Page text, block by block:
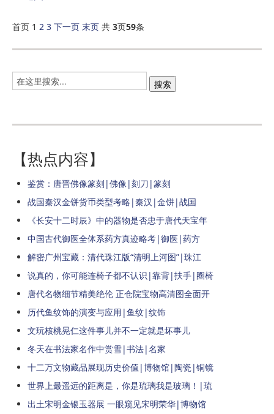
首页 1 2 3 下一页 末页 共 3页59条
【热点内容】
鉴赏：唐晋佛像篆刻|佛像|刻刀|篆刻
战国秦汉金饼货币类型考略|秦汉|金饼|战国
《长安十二时辰》中的器物是否忠于唐代天宝年
中国古代御医全体系药方真迹略考|御医|药方
解密广州宝藏：清代珠江版“清明上河图”|珠江
说真的，你可能连椅子都不认识|靠背|扶手|圈椅
唐代名物细节精美绝伦 正仓院宝物高清图全面开
历代鱼纹饰的演变与应用|鱼纹|纹饰
文玩核桃晃仁这件事儿并不一定就是坏事儿
冬天在书法家名作中赏雪|书法|名家
十二万文物藏品展现历史价值|博物馆|陶瓷|铜镜
世界上最遥远的距离是，你是琉璃我是玻璃！|琉
出土宋明金银玉器展 一眼窥见宋明荣华|博物馆